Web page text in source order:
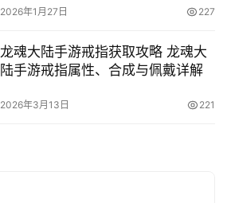
2026年1月27日 227
龙魂大陆手游戒指获取攻略 龙魂大
陆手游戒指属性、合成与佩戴详解
2026年3月13日 221